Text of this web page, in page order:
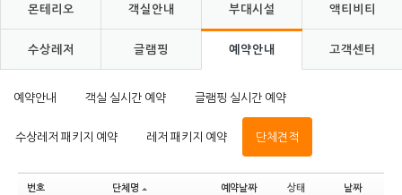
몬테리오 객실안내 부대시설 액티비티
수상레저 글램핑 예약안내 고객센터
예약안내 객실 실시간 예약 글램핑 실시간 예약
수상레저 패키지 예약 레저 패키지 예약 단체견적
번호 단체명 예약날짜 상태 날짜